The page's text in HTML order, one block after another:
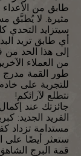
طابق من
مثيرة. لا يُطبَّق
سيتزايد التحدي
من العملاء
طور القمة مدرج
نتطلع لآرائكم!
جائزتك عند
الفريد الجديد:
مستدامة تزداد
ستعثر أيضًا على
قمة البرج